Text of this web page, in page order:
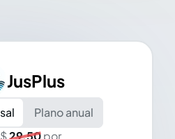
JusPlus
Plano anual
29,50por